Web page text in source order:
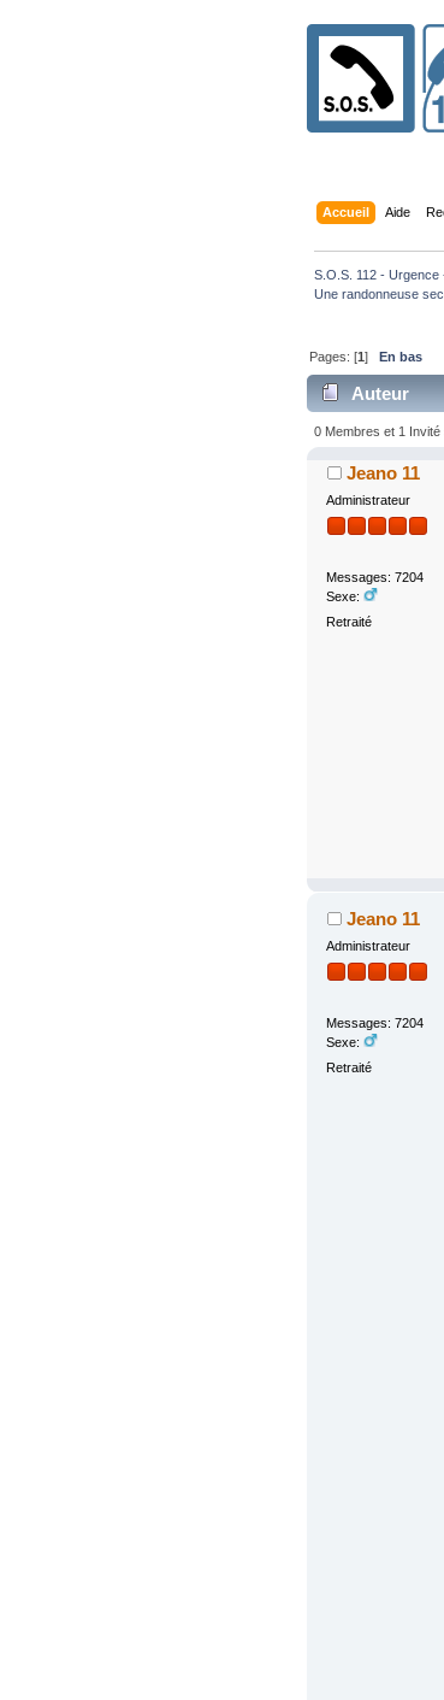
Accueil Aide
S.O.S. 112 - Urgence
Une randonneuse
Pages: [1]En bas
Auteur
5380 fois)
0 Membres et 1
Jeano 11
Administrateur
Messages: 7204
Sexe:
Retraité
Jeano 11
Administrateur
Messages: 7204
Sexe:
Retraité